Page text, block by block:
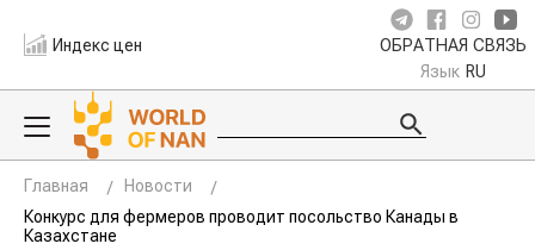
Индекс цен ОБРАТНАЯ СВЯЗЬ
Язык RU
Главная
Новости
Конкурс для фермеров проводит посольство Канады в
Казахстане